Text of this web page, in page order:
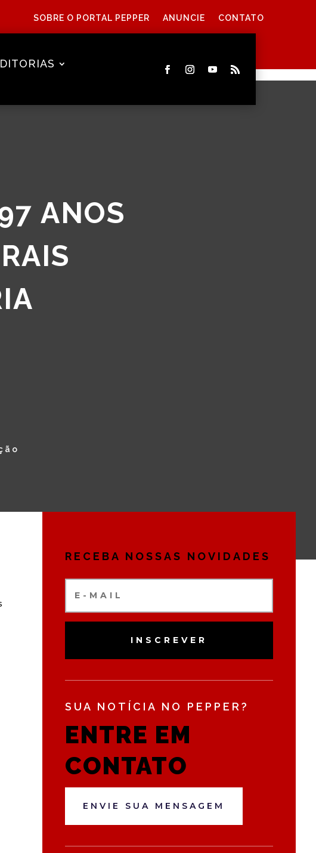
SOBRE O PORTAL PEPPER ANUNCIE CONTATO
ANOS
RECEBA NOSSAS NOVIDADES
INSCREVER
SUA NOTÍCIA NO PEPPER?
ENTRE EM
CONTATO
ENVIE SUA MENSAGEM